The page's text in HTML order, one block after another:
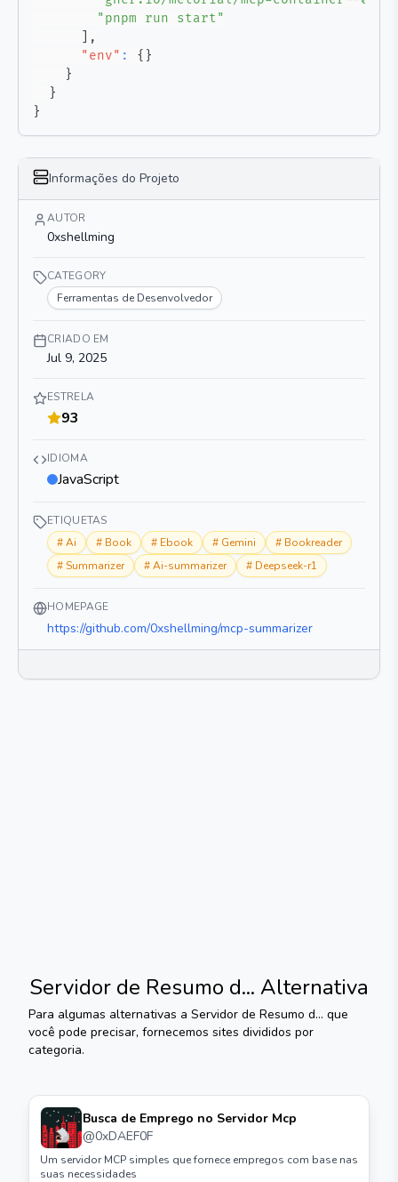
"pnpm run start"
,
"env" : { }
}
}
}
Informações do Projeto
AUTOR
0xshellming
CATEGORY
Ferramentas de Desenvolvedor
CRIADO EM
Jul 9, 2025
ESTRELA
93
IDIOMA
JavaScript
ETIQUETAS
#Ai # Book # Ebook # Gemini # Bookreader
#Summarizer #Ai-summarizer # Deepseek-r1
HOMEPAGE
https://github.com/0xshellming/mcp-summarizer
Servidor de Resumo d... Alternativa
Para algumas alternativas a Servidor de Resumo d... que
você pode precisar, fornecemos sites divididos por
categoria.
Busca de Emprego no Servidor Mcp
@0xDAEF0F
Um servidor MCP simples que fornece empregos com base nas
suas necessidades